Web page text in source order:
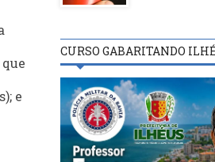
e
CURSO GABARITANDO